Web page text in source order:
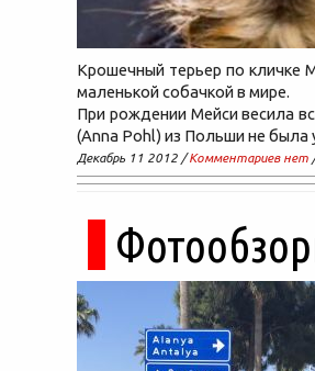
Крошечный терьер по кличке
маленькой собачкой в мире.
При рождении Мейси весила
(Anna Pohl) из Польши не была
Декабрь 11 2012 /Комментариев нет